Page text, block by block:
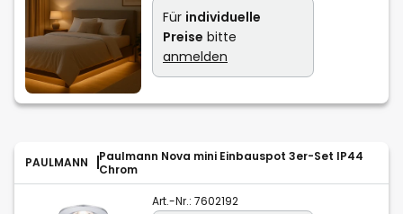
Für individuelle
Preise bitte
anmelden
PAULMANN
Paulmann Nova mini Einbauspot 3er-Set IP44
Chrom
Art.-Nr.: 7602192